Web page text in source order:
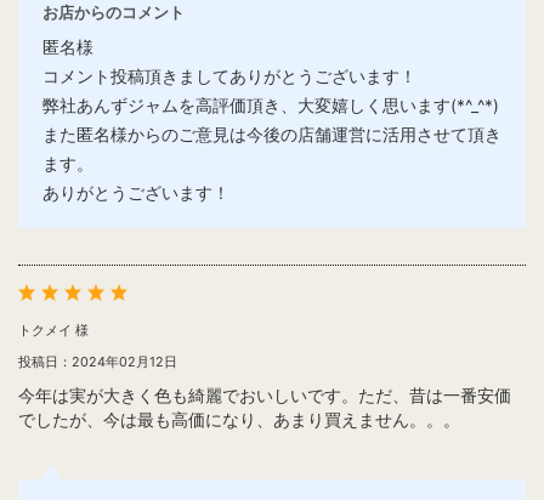
お店からのコメント
匿名様
コメント投稿頂きましてありがとうございます！
弊社あんずジャムを高評価頂き、大変嬉しく思います(*^_^*)
また匿名様からのご意見は今後の店舗運営に活用させて頂き
ます。
ありがとうございます！
トクメイ 様
投稿日：2024年02月12日
今年は実が大きく色も綺麗でおいしいです。ただ、昔は一番安価
でしたが、今は最も高価になり、あまり買えません。。。